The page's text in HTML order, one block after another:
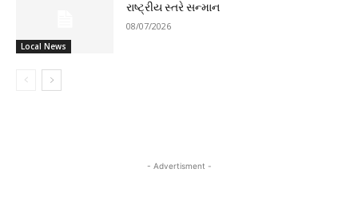
Local News
રાષ્ટ્રીય સ્તરે સન્માન
08/07/2026
- Advertisment -